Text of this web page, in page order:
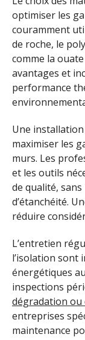
optimiser les
couramment
de roche, le
comme la
avantages et
performance
Une
maximiser les
murs. Les
et les outils
de qualité,
d’étanchéité.
réduire
L’entretien
l’isolation sont
énergétiques
inspections
dégradation ou
entreprises
maintenance